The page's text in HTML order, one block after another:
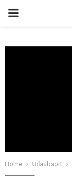
Home Urlaubsort